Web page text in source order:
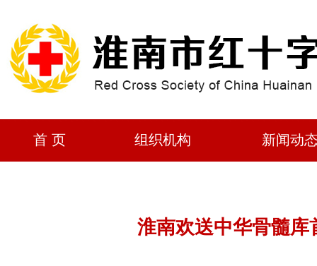
首 页 组织机构 新闻动
淮南欢送中华骨髓库